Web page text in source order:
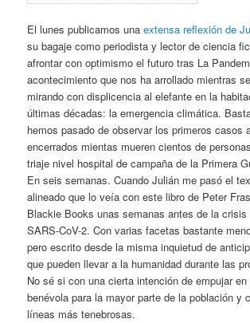
El lunes publicamos unaextensa reflexión de
su bagaje como periodista y lector de ciencia
afrontar con optimismo el futuro tras La
acontecimiento que nos ha arrollado mientras
mirando con displicencia al elefante en la
últimas décadas: la emergencia climática.
hemos pasado de observar los primeros casos
encerrados mientas mueren cientos de
triaje nivel hospital de campaña de la Primera
En seis semanas. Cuando Julián me pasó el
alineado que lo veía con este libro de Peter
Blackie Books unas semanas antes de la crisis
SARS-CoV-2. Con varias facetas bastante
pero escrito desde la misma inquietud de
que pueden llevar a la humanidad durante las
No sé si con una cierta intención de empujar
benévola para la mayor parte de la población y
líneas más tenebrosas.